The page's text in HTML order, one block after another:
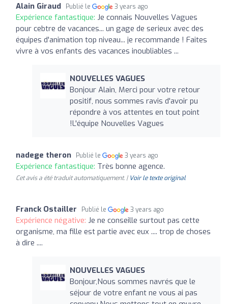
Alain Giraud Publié le 3 years ago
Expérience fantastique: Je connais Nouvelles Vagues
pour cebtre de vacances... un gage de serieux avec des
équipes d'animation top niveau... je recommande ! Faites
vivre à vos enfants des vacances inoubliables ...
NOUVELLES VAGUES
Bonjour Alain, Merci pour votre retour
positif, nous sommes ravis d'avoir pu
répondre à vos attentes en tout point
!L'équipe Nouvelles Vagues
nadege theron Publié le 3 years ago
Expérience fantastique: Très bonne agence.
Cet avis a été traduit automatiquement. | Voir le texte original
Franck Ostailler Publié le 3 years ago
Expérience négative: Je ne conseille surtout pas cette
organisme, ma fille est partie avec eux .... trop de choses
à dire ....
NOUVELLES VAGUES
Bonjour,Nous sommes navrés que le
séjour de votre enfant ne vous ai pas